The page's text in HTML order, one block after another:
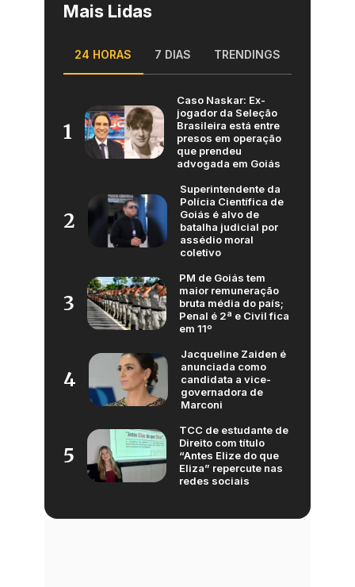
Mais Lidas
24 HORAS 7 DIAS TRENDINGS
1
Caso Naskar: Ex-
jogador da Seleção
Brasileira está entre
presos em operação
que prendeu
advogada em Goiás
2
Superintendente da
Polícia Científica de
Goiás é alvo de
batalha judicial por
assédio moral
coletivo
3
PM de Goiás tem
maior remuneração
bruta média do país;
Penal é 2ª e Civil fica
em 11º
4
Jacqueline Zaiden é
anunciada como
candidata a vice-
governadora de
Marconi
5
TCC de estudante de
Direito com título
“Antes Elize do que
Eliza” repercute nas
redes sociais